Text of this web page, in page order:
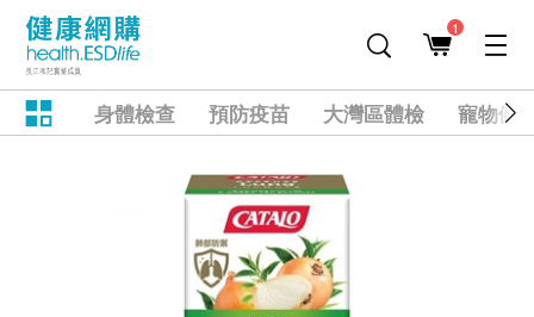
1
身體檢查 預防疫苗 大灣區體檢 寵物健